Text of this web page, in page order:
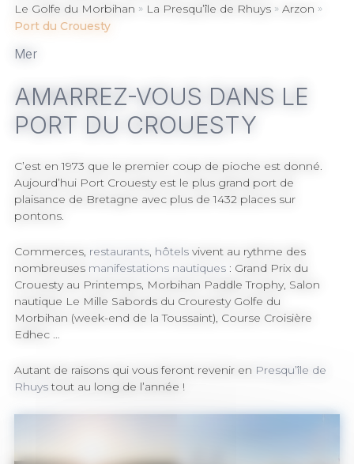
Le Golfe du Morbihan » La Presqu’île de Rhuys » Arzon »
Port du Crouesty
Mer
AMARREZ-VOUS DANS LE
PORT DU CROUESTY
C’est en 1973 que le premier coup de pioche est donné.
Aujourd’hui Port Crouesty est le plus grand port de
plaisance de Bretagne avec plus de 1432 places sur
pontons.
Commerces, restaurants, hôtels vivent au rythme des
nombreuses manifestations nautiques : Grand Prix du
Crouesty au Printemps, Morbihan Paddle Trophy, Salon
nautique Le Mille Sabords du Crouresty Golfe du
Morbihan (week-end de la Toussaint), Course Croisière
Edhec …
Autant de raisons qui vous feront revenir en Presqu’île de
Rhuys tout au long de l’année !